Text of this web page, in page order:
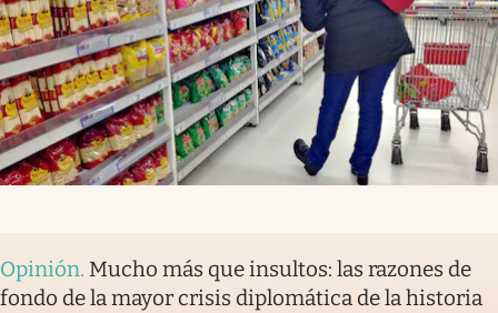
Opinión. Mucho más que insultos: las razones de
fondo de la mayor crisis diplomática de la historia